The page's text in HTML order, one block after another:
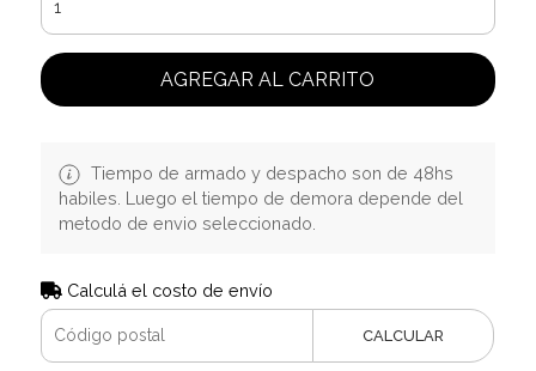
AGREGAR AL CARRITO
Tiempo de armado y despacho son de 48hs
habiles. Luego el tiempo de demora depende del
metodo de envio seleccionado.
Calculá el costo de envío
CALCULAR